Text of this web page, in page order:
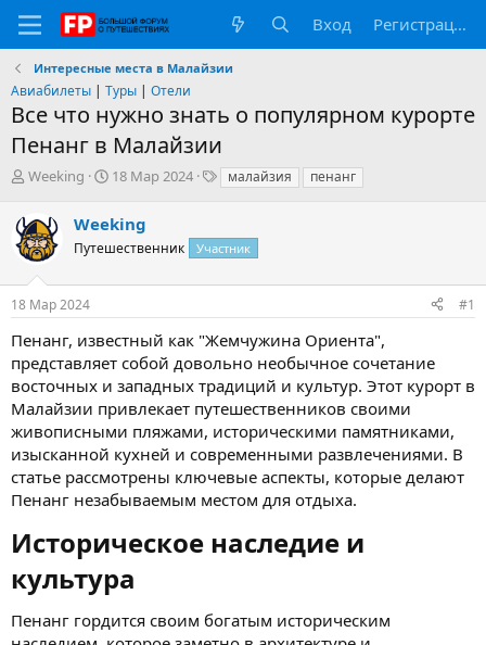
Вход Регистрация
Интересные места в Малайзии
Авиабилеты | Туры | Отели
Все что нужно знать о популярном курорте
Пенанг в Малайзии
А
о
р
е
м
Weeking
Д
т
а
н
ч
а
18 Мар 2024
Т
и
малайзия пенанг
Weeking
Путешественник Участник
18 Мар 2024 #1
Пенанг, известный как "Жемчужина Ориента",
представляет собой довольно необычное сочетание
восточных и западных традиций и культур. Этот курорт в
Малайзии привлекает путешественников своими
живописными пляжами, историческими памятниками,
изысканной кухней и современными развлечениями. В
статье рассмотрены ключевые аспекты, которые делают
Пенанг незабываемым местом для отдыха.
Историческое наследие и
культура​
Пенанг гордится своим богатым историческим